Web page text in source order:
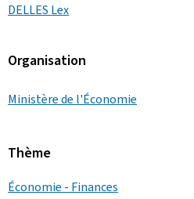
DELLES Lex
Organisation
Ministère de l'Économie
Thème
Économie - Finances